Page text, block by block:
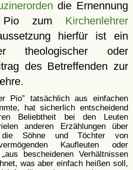
die Ernennung
Pio zum Kirchenlehrer
hierfür ist ein
theologischer oder
des Betreffenden zur
Pio
tatsächlich aus einfachen
hat sicherlich entscheidend
Beliebtheit bei den Leuten
anderen Erzählungen über
die Söhne und Töchter von
Kaufleuten oder
aus bescheidenen Verhältnissen
was aber einfach heißen soll,